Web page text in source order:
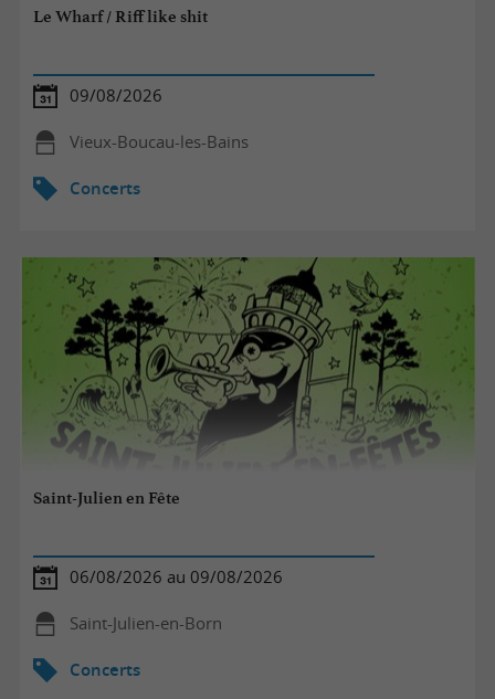
Le Wharf / Riff like shit
09/08/2026
Vieux-Boucau-les-Bains
Concerts
Saint-Julien en Fête
06/08/2026 au 09/08/2026
Saint-Julien-en-Born
Concerts